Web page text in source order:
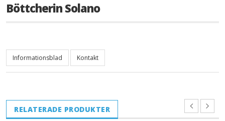
Böttcherin Solano
Informationsblad Kontakt
RELATERADE PRODUKTER